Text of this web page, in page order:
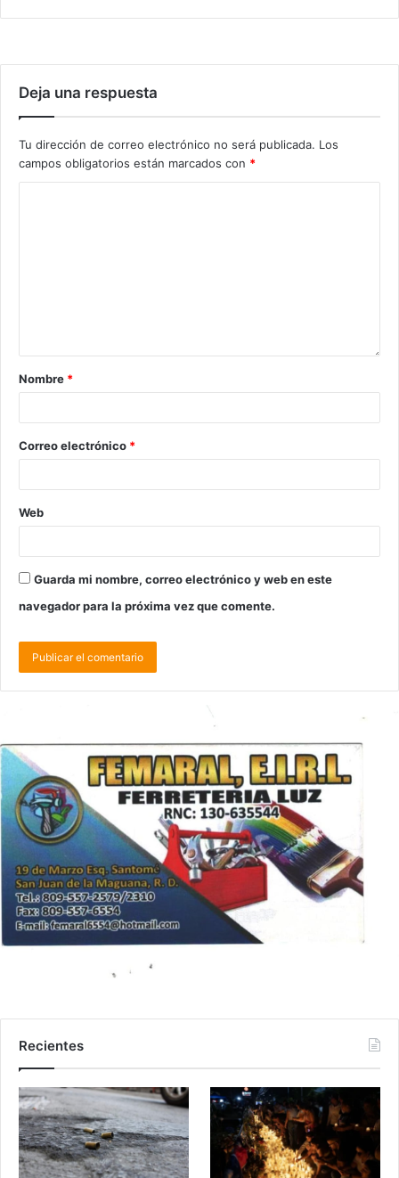
Deja una respuesta
Tu dirección de correo electrónico no será publicada. Los
campos obligatorios están marcados con *
Nombre *
Correo electrónico *
Web
Guarda mi nombre, correo electrónico y web en este
navegador para la próxima vez que comente.
Recientes